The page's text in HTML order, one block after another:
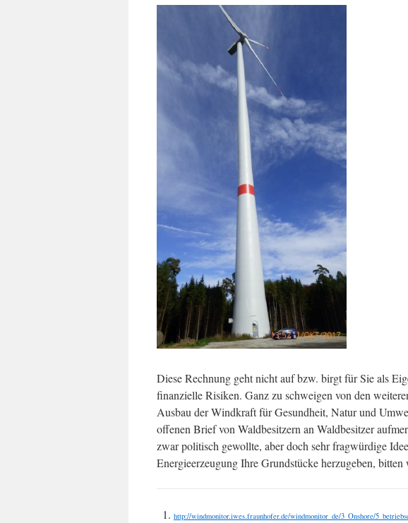
Diese Rechnung geht nicht auf bzw. birgt für Sie als
finanzielle Risiken. Ganz zu schweigen von den
Ausbau der Windkraft für Gesundheit, Natur und
offenen Brief von Waldbesitzern an Waldbesitzer
zwar politisch gewollte, aber doch sehr fragwürdige
Energieerzeugung Ihre Grundstücke herzugeben,
http://windmonitor.iwes.fraunhofer.de/windmonitor_de/3_Onshore/